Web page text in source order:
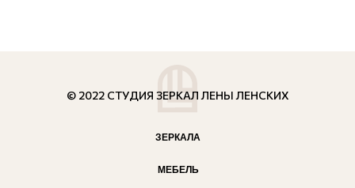
© 2022 СТУДИЯ ЗЕРКАЛ ЛЕНЫ ЛЕНСКИХ
ЗЕРКАЛА
МЕБЕЛЬ